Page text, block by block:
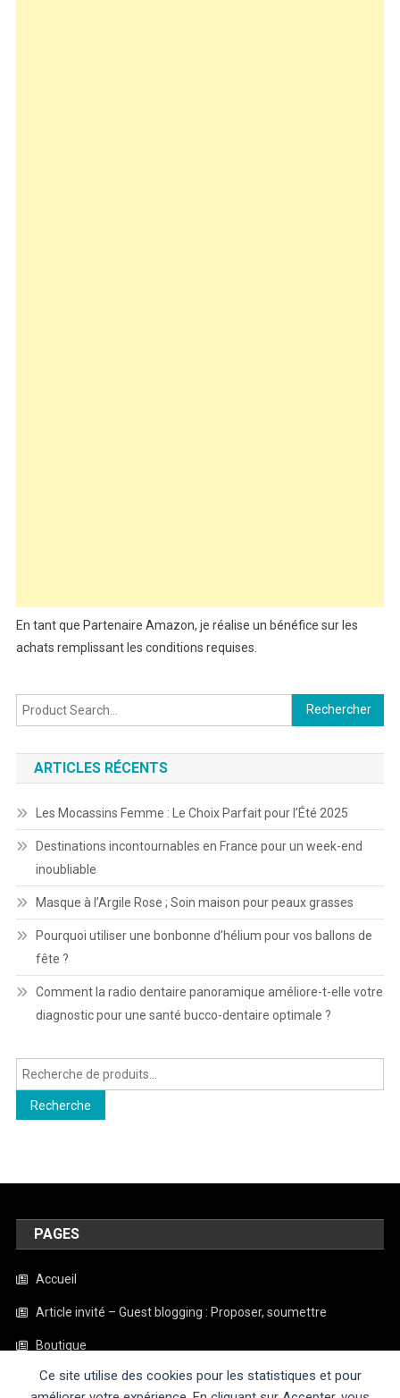
Ce site utilise des cookies pour les statistiques et pour
En tant que Partenaire Amazon, je réalise un bénéfice sur les
achats remplissant les conditions requises.
Rechercher :
ARTICLES RÉCENTS
Les Mocassins Femme : Le Choix Parfait pour l’Été 2025
Destinations incontournables en France pour un week-end
inoubliable
Masque à l’Argile Rose ; Soin maison pour peaux grasses
Pourquoi utiliser une bonbonne d’hélium pour vos ballons de
fête ?
Comment la radio dentaire panoramique améliore-t-elle votre
diagnostic pour une santé bucco-dentaire optimale ?
Recherche
pour :
Recherche
PAGES
Accueil
Article invité – Guest blogging : Proposer, soumettre
Boutique
Contact